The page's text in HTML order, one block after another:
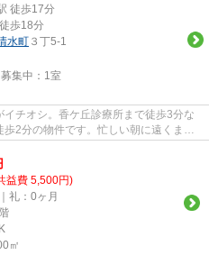
徒歩17分
歩18分
水町 ３丁5-1
集中： 1室
チオシ。香ケ丘診療所まで徒歩3分な
2分の物件です。忙しい朝に遠くまで
益費 5,500円)
礼：0ヶ月
㎡